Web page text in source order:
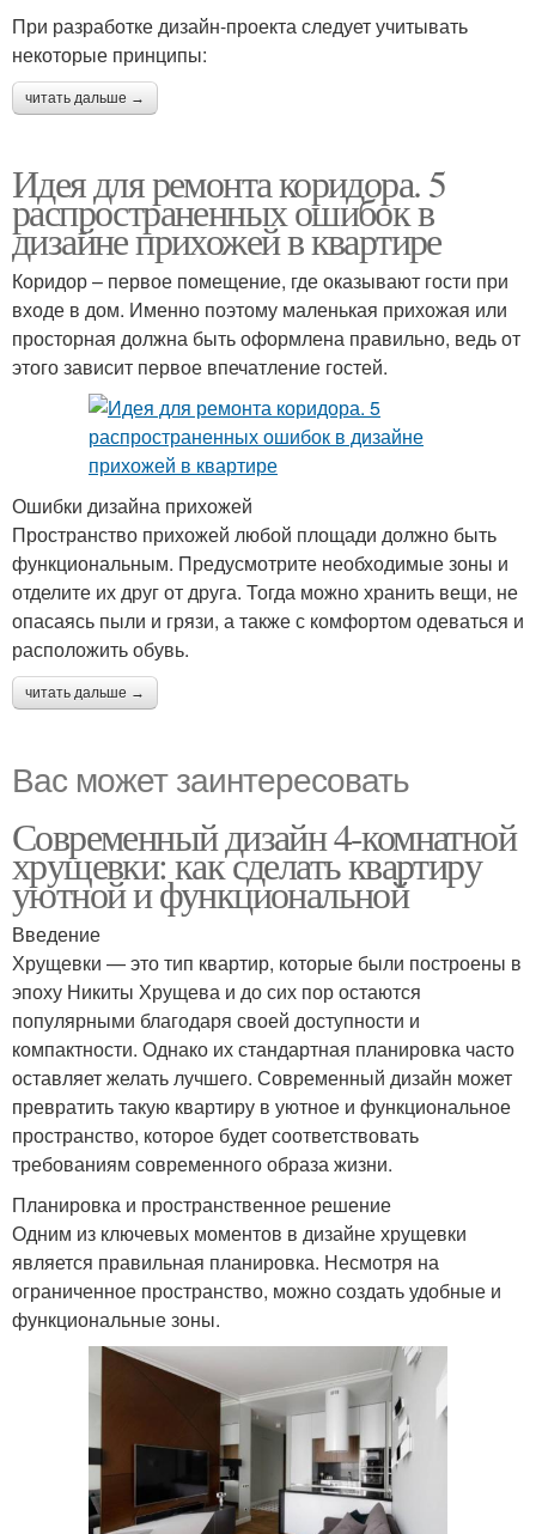
При разработке дизайн-проекта следует учитывать
некоторые принципы:
читать дальше →
Идея для ремонта коридора. 5
распространенных ошибок в
дизайне прихожей в квартире
Коридор – первое помещение, где оказывают гости при
входе в дом. Именно поэтому маленькая прихожая или
просторная должна быть оформлена правильно, ведь от
этого зависит первое впечатление гостей.
Ошибки дизайна прихожей
Пространство прихожей любой площади должно быть
функциональным. Предусмотрите необходимые зоны и
отделите их друг от друга. Тогда можно хранить вещи, не
опасаясь пыли и грязи, а также с комфортом одеваться и
расположить обувь.
читать дальше →
Вас может заинтересовать
Современный дизайн 4-комнатной
хрущевки: как сделать квартиру
уютной и функциональной
Введение
Хрущевки — это тип квартир, которые были построены в
эпоху Никиты Хрущева и до сих пор остаются
популярными благодаря своей доступности и
компактности. Однако их стандартная планировка часто
оставляет желать лучшего. Современный дизайн может
превратить такую квартиру в уютное и функциональное
пространство, которое будет соответствовать
требованиям современного образа жизни.
Планировка и пространственное решение
Одним из ключевых моментов в дизайне хрущевки
является правильная планировка. Несмотря на
ограниченное пространство, можно создать удобные и
функциональные зоны.